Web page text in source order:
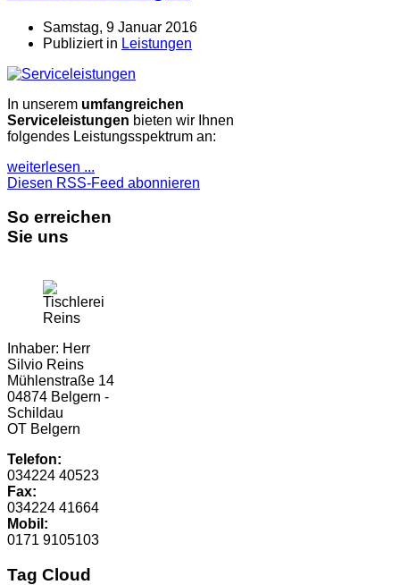
Samstag, 9 Januar 2016
Publiziert in Leistungen
In unserem umfangreichen
Serviceleistungen bieten wir Ihnen
folgendes Leistungsspektrum an:
weiterlesen ...
Diesen RSS-Feed abonnieren
So erreichen
Sie uns
Inhaber: Herr
Silvio Reins
Mühlenstraße 14
04874 Belgern -
Schildau
OT Belgern
Telefon:
034224 40523
Fax:
034224 41664
Mobil:
0171 9105103
Tag Cloud